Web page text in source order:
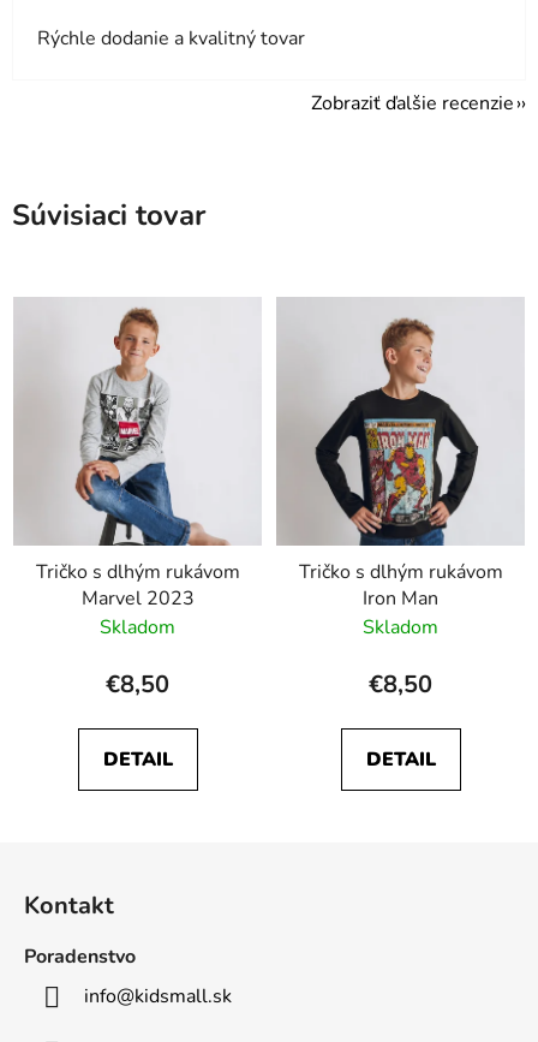
Rýchle dodanie a kvalitný tovar
Zobraziť ďalšie recenzie
Súvisiaci tovar
Tričko s dlhým rukávom
Marvel 2023
Skladom
€8,50
DETAIL
Tričko s dlhým rukávom
Iron Man
Skladom
€8,50
DETAIL
Kontakt
Poradenstvo
info@kidsmall.sk